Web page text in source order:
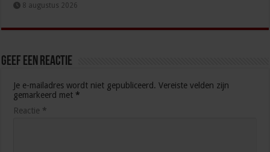
8 augustus 2026
Geef een reactie
Je e-mailadres wordt niet gepubliceerd. Vereiste velden zijn
gemarkeerd met *
Reactie *